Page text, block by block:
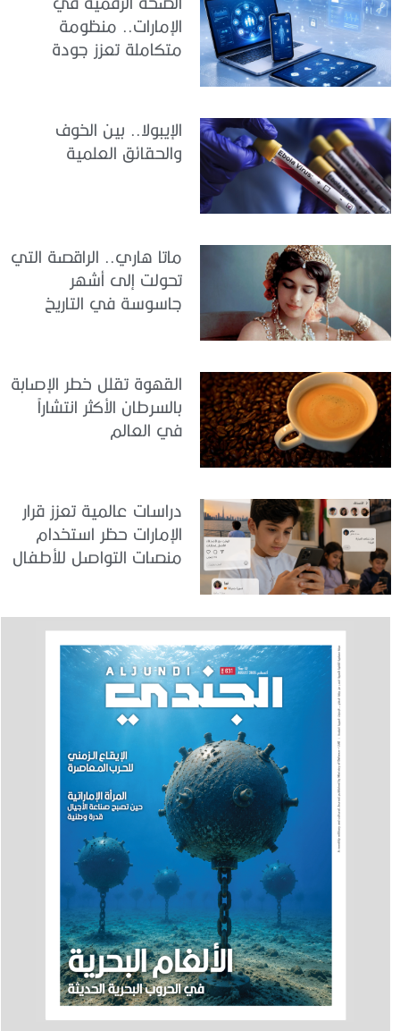
الإمارات.. منظومة
متكاملة تعزز جودة
الإيبولا.. بين الخوف
والحقائق العلمية
ماتا هاري.. الراقصة التي
تحولت إلى أشهر
جاسوسة في التاريخ
القهوة تقلل خطر الإصابة
بالسرطان الأكثر انتشاراً
في العالم
دراسات عالمية تعزز قرار
الإمارات حظر استخدام
منصات التواصل للأطفال